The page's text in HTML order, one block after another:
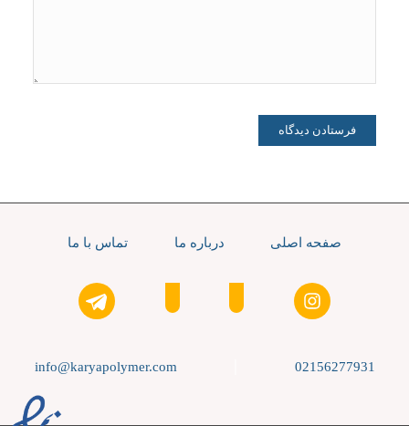
صفحه اصلی درباره ما تماس با ما
02156277931
info@karyapolymer.com